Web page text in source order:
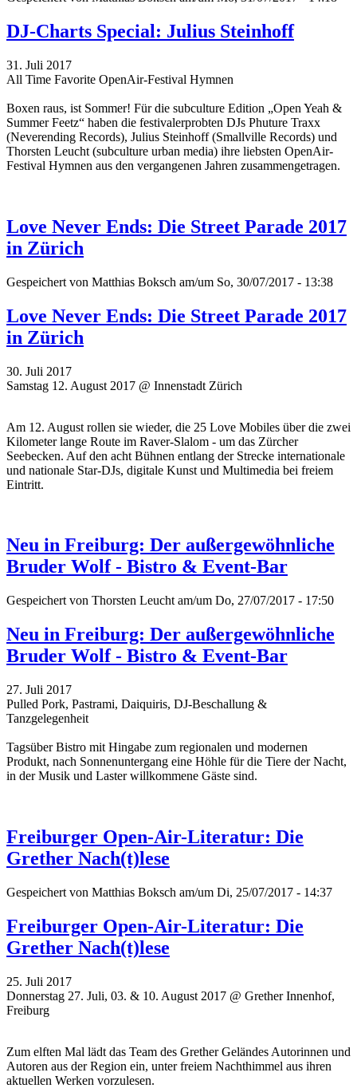
DJ-Charts Special: Julius Steinhoff
31. Juli 2017
All Time Favorite OpenAir-Festival Hymnen
Boxen raus, ist Sommer! Für die subculture Edition „Open Yeah &
Summer Feetz“ haben die festivalerprobten DJs Phuture Traxx
(Neverending Records), Julius Steinhoff (Smallville Records) und
Thorsten Leucht (subculture urban media) ihre liebsten OpenAir-
Festival Hymnen aus den vergangenen Jahren zusammengetragen.
Love Never Ends: Die Street Parade 2017
in Zürich
Gespeichert von Matthias Boksch am/um So, 30/07/2017 - 13:38
Love Never Ends: Die Street Parade 2017
in Zürich
30. Juli 2017
Samstag 12. August 2017 @ Innenstadt Zürich
Am 12. August rollen sie wieder, die 25 Love Mobiles über die zwei
Kilometer lange Route im Raver-Slalom - um das Zürcher
Seebecken. Auf den acht Bühnen entlang der Strecke internationale
und nationale Star-DJs, digitale Kunst und Multimedia bei freiem
Eintritt.
Neu in Freiburg: Der außergewöhnliche
Bruder Wolf - Bistro & Event-Bar
Gespeichert von Thorsten Leucht am/um Do, 27/07/2017 - 17:50
Neu in Freiburg: Der außergewöhnliche
Bruder Wolf - Bistro & Event-Bar
27. Juli 2017
Pulled Pork, Pastrami, Daiquiris, DJ-Beschallung &
Tanzgelegenheit
Tagsüber Bistro mit Hingabe zum regionalen und modernen
Produkt, nach Sonnenuntergang eine Höhle für die Tiere der Nacht,
in der Musik und Laster willkommene Gäste sind.
Freiburger Open-Air-Literatur: Die
Grether Nach(t)lese
Gespeichert von Matthias Boksch am/um Di, 25/07/2017 - 14:37
Freiburger Open-Air-Literatur: Die
Grether Nach(t)lese
25. Juli 2017
Donnerstag 27. Juli, 03. & 10. August 2017 @ Grether Innenhof,
Freiburg
Zum elften Mal lädt das Team des Grether Geländes Autorinnen und
Autoren aus der Region ein, unter freiem Nachthimmel aus ihren
aktuellen Werken vorzulesen.